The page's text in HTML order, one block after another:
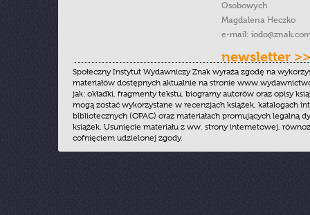
Osobowych
Magdalena Heczko
e-mail:
newsletter >>
Społeczny Instytut Wydawniczy Znak wyraża zgodę na
materiałów dostępnych aktualnie na stronie
jak: okładki, fragmenty tekstu, biogramy autorów oraz opisy
mogą zostać wykorzystane w recenzjach książek, katalogach
bibliotecznych (OPAC) oraz materiałach promujących legalną
książek. Usunięcie materiału z ww. strony internetowej,
cofnięciem udzielonej zgody.